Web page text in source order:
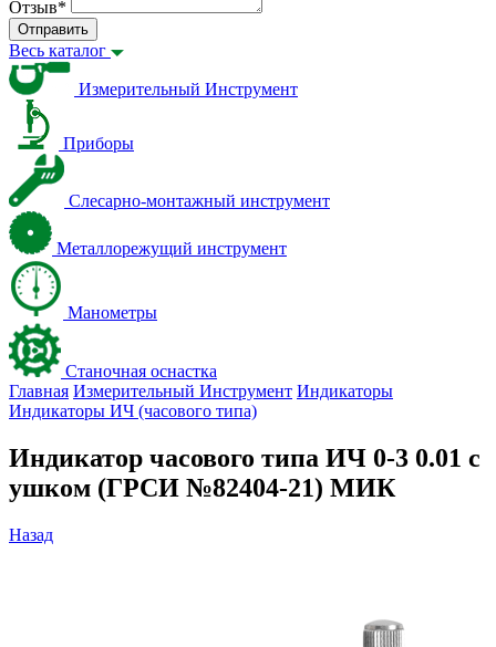
Отзыв*
Отправить
Весь каталог
Измерительный Инструмент
Приборы
Слесарно-монтажный инструмент
Металлорежущий инструмент
Манометры
Станочная оснастка
Главная Измерительный Инструмент Индикаторы
Индикаторы ИЧ (часового типа)
Индикатор часового типа ИЧ 0-3 0.01 с
ушком (ГРСИ №82404-21) МИК
Назад